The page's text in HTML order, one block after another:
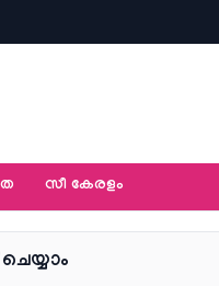
സീ കേരളം